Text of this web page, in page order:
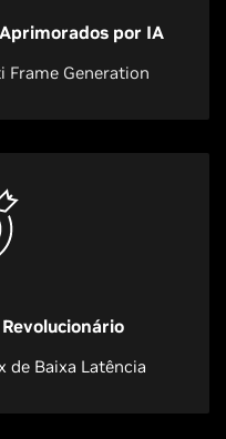
por IA
Frame Generation
de Baixa Latência